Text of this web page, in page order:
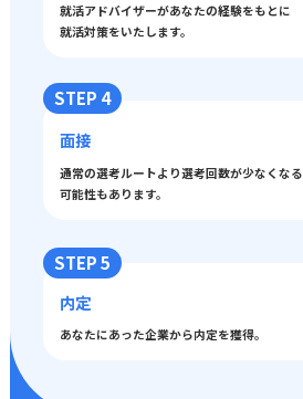
就活アドバイザーがあなたの経験をもとに
就活対策をいたします。
STEP 4
面接
通常の選考ルートより選考回数が少なくなる
可能性もあります。
STEP 5
内定
あなたにあった企業から内定を獲得。